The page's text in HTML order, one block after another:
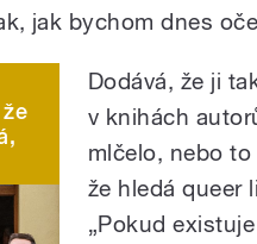
jak bychom dnes
Dodává, že ji
v knihách
mlčelo, nebo
že hledá queer
„Pokud